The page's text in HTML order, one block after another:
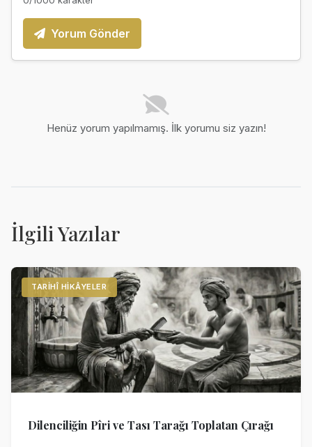
Yorum Gönder
Henüz yorum yapılmamış. İlk yorumu siz yazın!
İlgili Yazılar
TARIHÎ HIKÂYELER
Dilenciliğin Pîri ve Tası Tarağı Toplatan Çırağı